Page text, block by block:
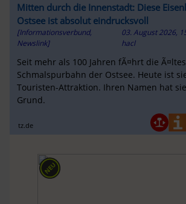
Mitten durch die Innenstadt: Diese
Ostsee ist absolut eindrucksvoll
[Informationsverbund,
Newslink]
03. August 2026,
hacl
Seit mehr als 100 Jahren fÃ¤hrt die
Schmalspurbahn der Ostsee. Heute ist
Touristen-Attraktion. Ihren Namen hat
Grund.
tz.de